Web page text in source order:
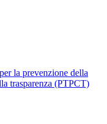
la prevenzione della
trasparenza (PTPCT)